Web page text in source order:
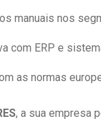
manuais nos
com ERP e
as normas
, a sua empresa